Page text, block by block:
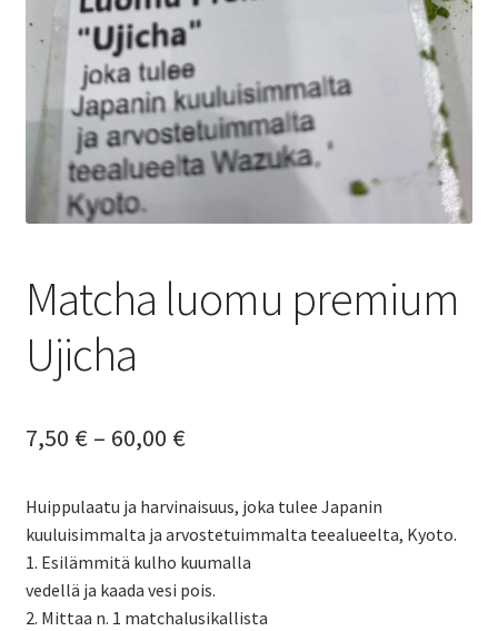
Matcha luomu premium
Ujicha
7,50 € – 60,00 €Hintaluokka:
-
60,00 €
Huippulaatu ja harvinaisuus, joka tulee Japanin
kuuluisimmalta ja arvostetuimmalta teealueelta, Kyoto.
1. Esilämmitä kulho kuumalla
vedellä ja kaada vesi pois.
2. Mittaa n. 1 matchalusikallista